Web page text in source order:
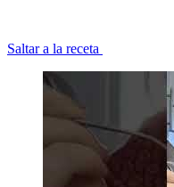
Saltar a la receta